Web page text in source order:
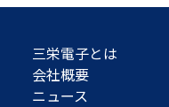
三栄電子とは
会社概要
ニュース